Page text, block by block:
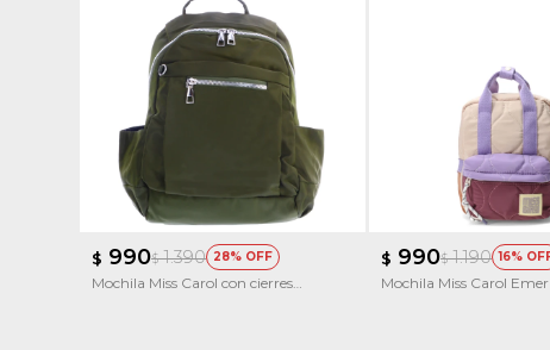
$ 990$ 1.390 28
Mochila Miss Carol con cierres
$ 990$ 1.190 16
Mochila Miss Carol Emer